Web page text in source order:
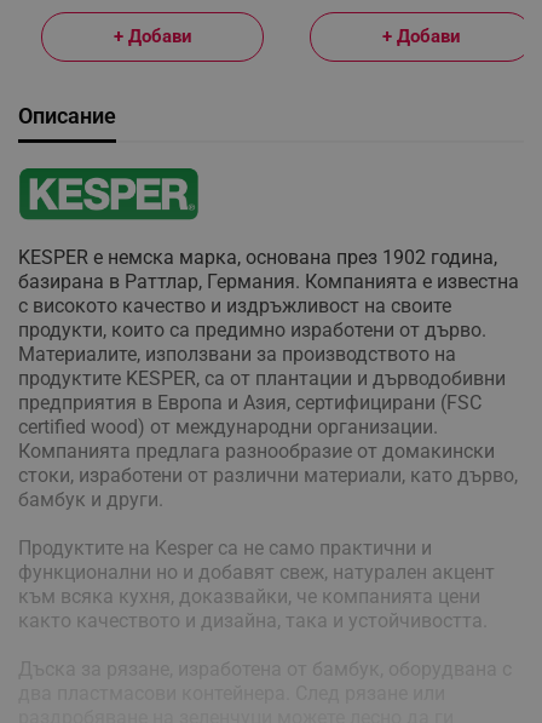
+ Добави + Добави
Описание
KESPER е немска марка, основана през 1902 година,
базирана в Раттлар, Германия. Компанията е известна
с високото качество и издръжливост на своите
продукти, които са предимно изработени от дърво.
Материалите, използвани за производството на
продуктите KESPER, са от плантации и дърводобивни
предприятия в Европа и Азия, сертифицирани (FSC
certified wood) от международни организации.
Компанията предлага разнообразие от домакински
стоки, изработени от различни материали, като дърво,
бамбук и други.
Продуктите на Kesper са не само практични и
функционални но и добавят свеж, натурален акцент
към всяка кухня, доказвайки, че компанията цени
както качеството и дизайна, така и устойчивостта.